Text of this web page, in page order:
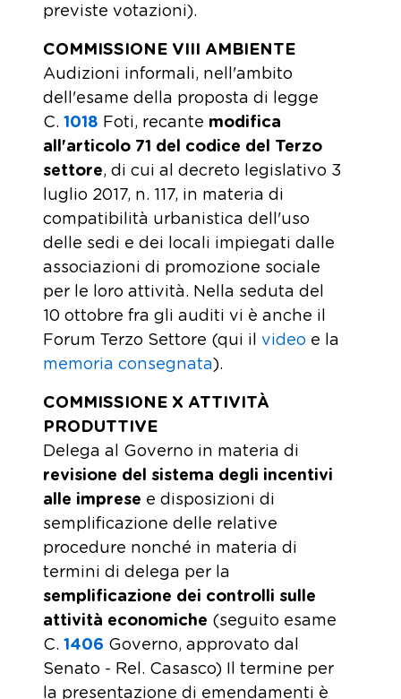
previste votazioni).
COMMISSIONE VIII AMBIENTE
Audizioni informali, nell'ambito
dell'esame della proposta di legge
C. 1018 ​ Foti, recante modifica
all'articolo 71 del codice del Terzo
settore, di cui al decreto legislativo 3
luglio 2017, n. 117, in materia di
compatibilità urbanistica dell'uso
delle sedi e dei locali impiegati dalle
associazioni di promozione sociale
per le loro attività. Nella seduta del
10 ottobre fra gli auditi vi è anche il
Forum Terzo Settore (qui il video e la
memoria consegnata).
COMMISSIONE X ATTIVITÀ
PRODUTTIVE
Delega al Governo in materia di
revisione del sistema degli incentivi
alle imprese e disposizioni di
semplificazione delle relative
procedure nonché in materia di
termini di delega per la
semplificazione dei controlli sulle
attività economiche (seguito esame
C. 1406 ​ Governo, approvato dal
Senato - Rel. Casasco) Il termine per
la presentazione di emendamenti è